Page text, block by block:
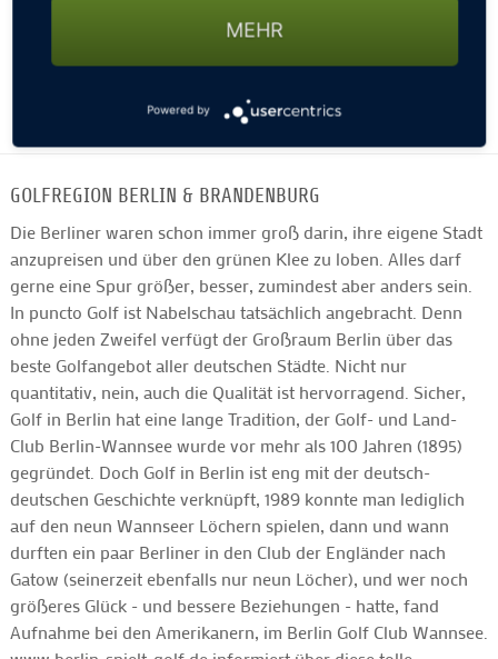
Das Van der Valk Hotel Berlin Brandenburg befindet sich
moderne Zimmer, gute Freizeiteinrichtung...
GOLFREGION BERLIN & BRANDENBURG
Die Berliner waren schon immer groß darin, ihre eigene Stadt
anzupreisen und über den grünen Klee zu loben. Alles darf
gerne eine Spur größer, besser, zumindest aber anders sein.
In puncto Golf ist Nabelschau tatsächlich angebracht. Denn
ohne jeden Zweifel verfügt der Großraum Berlin über das
beste Golfangebot aller deutschen Städte. Nicht nur
quantitativ, nein, auch die Qualität ist hervorragend. Sicher,
Golf in Berlin hat eine lange Tradition, der Golf- und Land-
Club Berlin-Wannsee wurde vor mehr als 100 Jahren (1895)
gegründet. Doch Golf in Berlin ist eng mit der deutsch-
deutschen Geschichte verknüpft, 1989 konnte man lediglich
auf den neun Wannseer Löchern spielen, dann und wann
durften ein paar Berliner in den Club der Engländer nach
Gatow (seinerzeit ebenfalls nur neun Löcher), und wer noch
größeres Glück - und bessere Beziehungen - hatte, fand
Aufnahme bei den Amerikanern, im Berlin Golf Club Wannsee.
MEHR
Powered by